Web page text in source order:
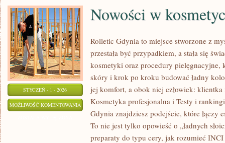
STYCZEŃ - 1 - 2026
MOŻLIWOŚĆ KOMENTOWANIA NOWOŚCI
KOSMETYCE
Nowości w
Rolletic Gdynia to miejsce stworzone z
przestała być przypadkiem, a stała się
kosmetyki oraz procedury pielęgnacyjne,
skóry i krok po kroku budować ładny
jej komfort, a obok niej człowiek:
Kosmetyka profesjonalna i Testy i
Gdynia znajdziesz podejście, które łączy
To nie jest tylko opowieść o „ładnych
preparaty do typu cery, jak rozumieć